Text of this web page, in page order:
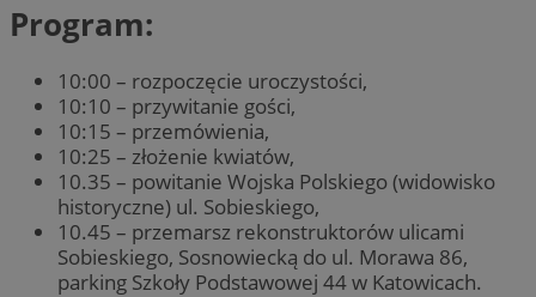
Program:
10:00 – rozpoczęcie uroczystości,
10:10 – przywitanie gości,
10:15 – przemówienia,
10:25 – złożenie kwiatów,
10.35 – powitanie Wojska Polskiego (widowisko
historyczne) ul. Sobieskiego,
10.45 – przemarsz rekonstruktorów ulicami
Sobieskiego, Sosnowiecką do ul. Morawa 86,
parking Szkoły Podstawowej 44 w Katowicach.